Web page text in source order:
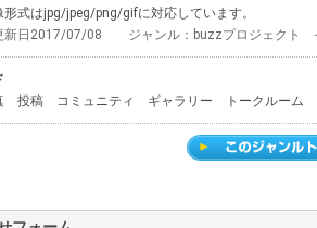
形式はjpg/jpeg/png/gifに対応しています。
新日2017/07/08 ジャンル：buzzプロジェク
投稿 コミュニティ ギャラリー トークルーム